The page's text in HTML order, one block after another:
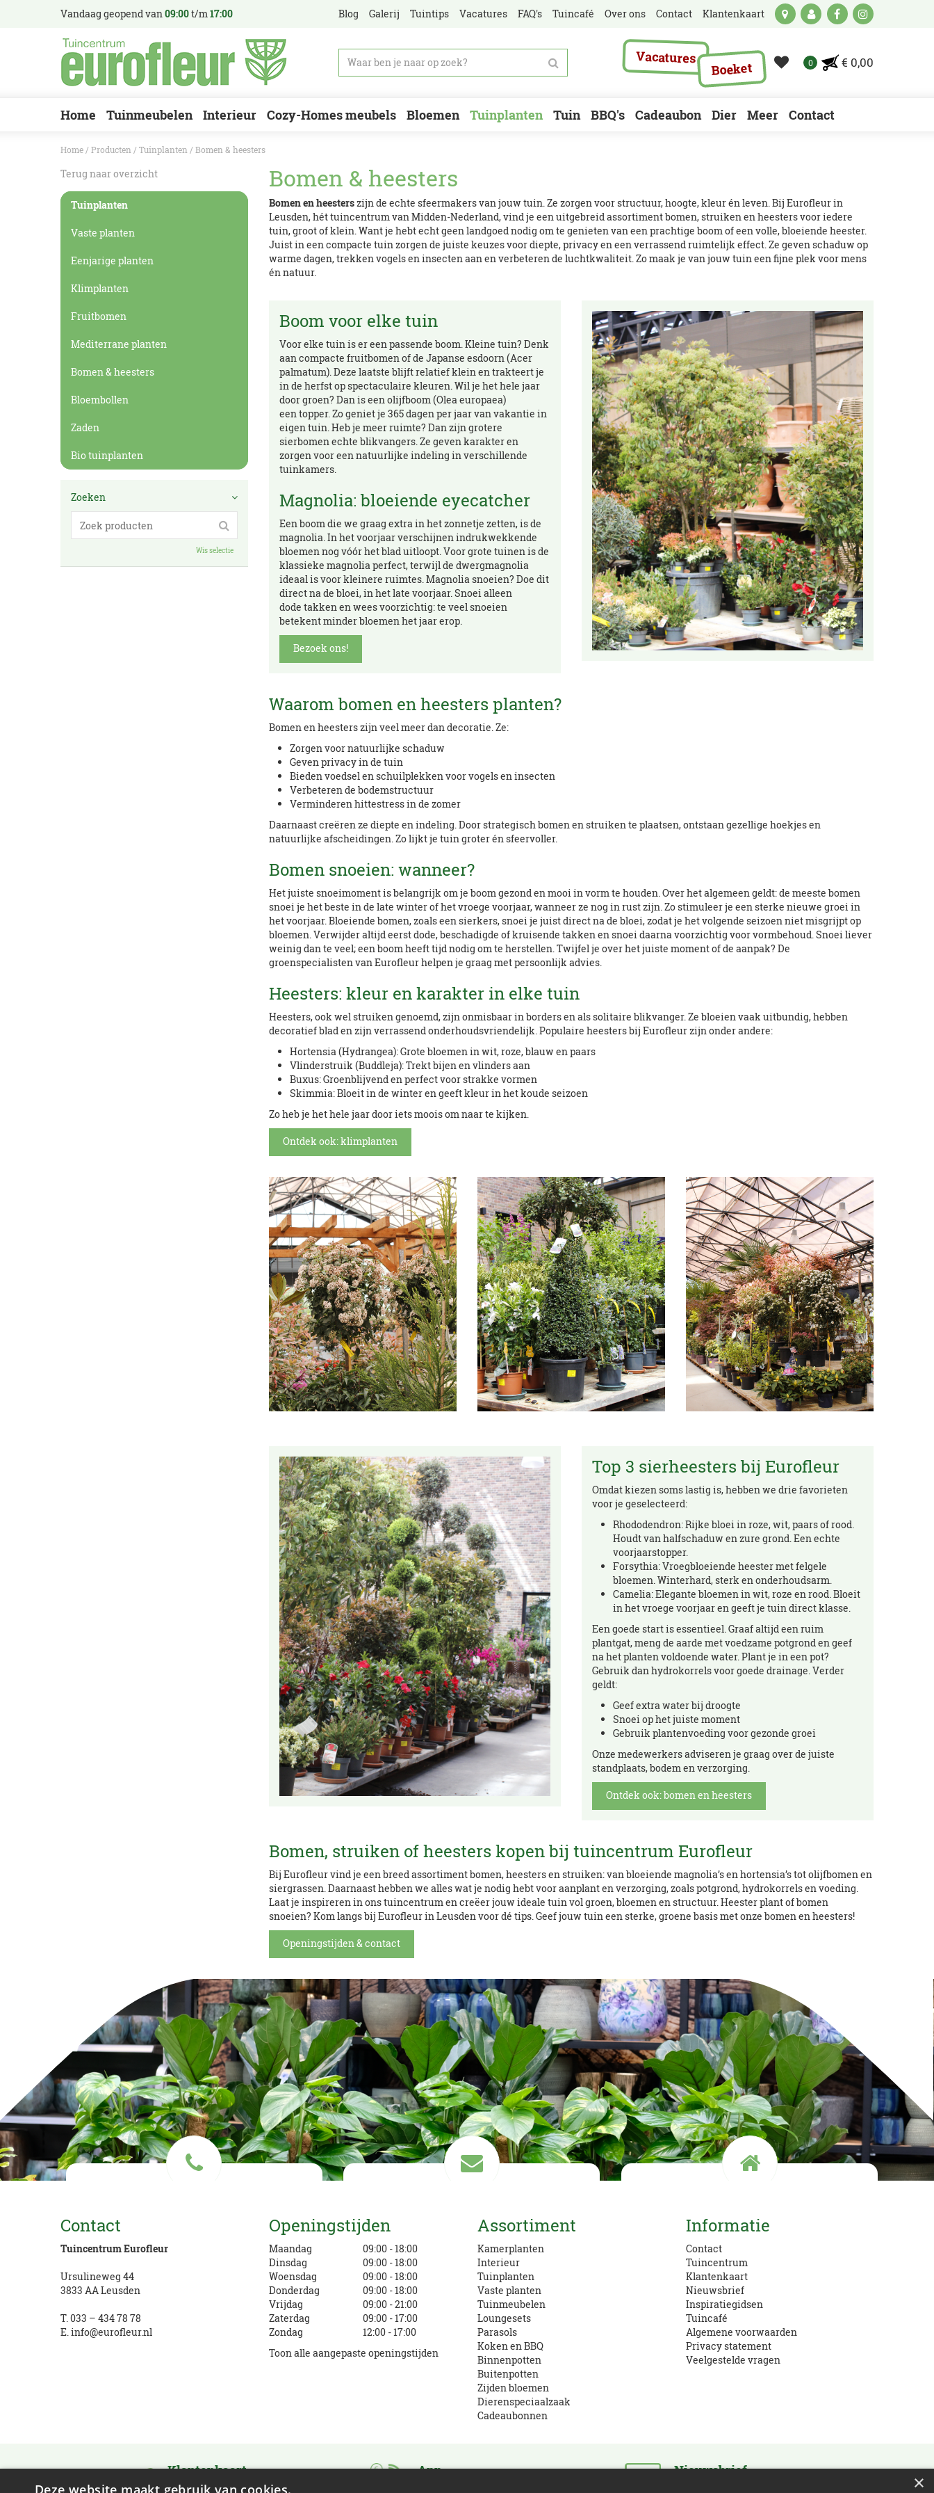
Home Producten Tuinplanten Bomen & heesters
Vandaag geopend van09:00t/m17:00 Blog Galerij Tuintips Vacatures FAQ's Tuincafé Over ons Contact Klantenkaart
Vacatures
Boeket € 0,00
Home Tuinmeubelen Interieur Cozy-Homes meubels Bloemen Tuinplanten Tuin BBQ's Cadeaubon Dier Meer Contact
Bomen & heesters
Bomen en heesterszijn de echte sfeermakers van jouw tuin. Ze zorgen voor structuur, hoogte, kleur én leven. Bij Eurofleur in
Leusden, hét tuincentrum van Midden-Nederland, vind je een uitgebreid assortiment bomen, struiken en heesters voor iedere
tuin, groot of klein. Want je hebt echt geen landgoed nodig om te genieten van een prachtige boom of een volle, bloeiende heester.
Juist in een compacte tuin zorgen de juiste keuzes voor diepte, privacy en een verrassend ruimtelijk effect. Ze geven schaduw op
warme dagen, trekken vogels en insecten aan en verbeteren de luchtkwaliteit. Zo maak je van jouw tuin een fijne plek voor mens
én natuur.
Boom voor elke tuin
Voor elke tuin is er een passende boom. Kleine tuin? Denk
aan compacte fruitbomen of de Japanse esdoorn (Acer
palmatum). Deze laatste blijft relatief klein en trakteert je
in de herfst op spectaculaire kleuren. Wil je het hele jaar
door groen? Dan is een olijfboom (Olea europaea)
een topper. Zo geniet je 365 dagen per jaar van vakantie in
eigen tuin. Heb je meer ruimte? Dan zijn grotere
sierbomen echte blikvangers. Ze geven karakter en
zorgen voor een natuurlijke indeling in verschillende
tuinkamers.
Magnolia: bloeiende eyecatcher
Een boom die we graag extra in het zonnetje zetten, is de
magnolia. In het voorjaar verschijnen indrukwekkende
bloemen nog vóór het blad uitloopt. Voor grote tuinen is de
klassieke magnolia perfect, terwijl de dwergmagnolia
ideaal is voor kleinere ruimtes. Magnolia snoeien? Doe dit
direct na de bloei, in het late voorjaar. Snoei alleen
dode takken en wees voorzichtig: te veel snoeien
betekent minder bloemen het jaar erop.
Bezoek ons!
Waarom bomen en heesters planten?
Bomen en heesters zijn veel meer dan decoratie. Ze:
Zorgen voor natuurlijke schaduw
Geven privacy in de tuin
Bieden voedsel en schuilplekken voor vogels en insecten
Verbeteren de bodemstructuur
Verminderen hittestress in de zomer
Daarnaast creëren ze diepte en indeling. Door strategisch bomen en struiken te plaatsen, ontstaan gezellige hoekjes en
natuurlijke afscheidingen. Zo lijkt je tuin groter én sfeervoller.
Bomen snoeien: wanneer?
Het juiste snoeimoment is belangrijk om je boom gezond en mooi in vorm te houden. Over het algemeen geldt: de meeste bomen
snoei je het beste in de late winter of het vroege voorjaar, wanneer ze nog in rust zijn. Zo stimuleer je een sterke nieuwe groei in
het voorjaar. Bloeiende bomen, zoals een sierkers, snoei je juist direct na de bloei, zodat je het volgende seizoen niet misgrijpt op
bloemen. Verwijder altijd eerst dode, beschadigde of kruisende takken en snoei daarna voorzichtig voor vormbehoud. Snoei liever
weinig dan te veel; een boom heeft tijd nodig om te herstellen. Twijfel je over het juiste moment of de aanpak? De
groenspecialisten van Eurofleur helpen je graag met persoonlijk advies.
Heesters: kleur en karakter in elke tuin
Heesters, ook wel struiken genoemd, zijn onmisbaar in borders en als solitaire blikvanger. Ze bloeien vaak uitbundig, hebben
decoratief blad en zijn verrassend onderhoudsvriendelijk. Populaire heesters bij Eurofleur zijn onder andere:
Hortensia (Hydrangea): Grote bloemen in wit, roze, blauw en paars
Vlinderstruik (Buddleja): Trekt bijen en vlinders aan
Buxus: Groenblijvend en perfect voor strakke vormen
Skimmia: Bloeit in de winter en geeft kleur in het koude seizoen
Zo heb je het hele jaar door iets moois om naar te kijken.
Ontdek ook: klimplanten
Top 3 sierheesters bij Eurofleur
Omdat kiezen soms lastig is, hebben we drie favorieten
voor je geselecteerd:
Rhododendron: Rijke bloei in roze, wit, paars of rood.
Houdt van halfschaduw en zure grond. Een echte
voorjaarstopper.
Forsythia: Vroegbloeiende heester met felgele
bloemen. Winterhard, sterk en onderhoudsarm.
Camelia: Elegante bloemen in wit, roze en rood. Bloeit
in het vroege voorjaar en geeft je tuin direct klasse.
Een goede start is essentieel. Graaf altijd een ruim
plantgat, meng de aarde met voedzame potgrond en geef
na het planten voldoende water. Plant je in een pot?
Gebruik dan hydrokorrels voor goede drainage. Verder
geldt:
Geef extra water bij droogte
Snoei op het juiste moment
Gebruik plantenvoeding voor gezonde groei
Onze medewerkers adviseren je graag over de juiste
standplaats, bodem en verzorging.
Ontdek ook: bomen en heesters
Bomen, struiken of heesters kopen bij tuincentrum Eurofleur
Bij Eurofleur vind je een breed assortiment bomen, heesters en struiken: van bloeiende magnolia’s en hortensia’s tot olijfbomen en
siergrassen. Daarnaast hebben we alles wat je nodig hebt voor aanplant en verzorging, zoals potgrond, hydrokorrels en voeding.
Laat je inspireren in ons tuincentrum en creëer jouw ideale tuin vol groen, bloemen en structuur. Heester plant of bomen
snoeien? Kom langs bij Eurofleur in Leusden voor dé tips. Geef jouw tuin een sterke, groene basis met onze bomen en heesters!
Openingstijden & contact
Terug naar overzicht
Tuinplanten
Vaste planten
Eenjarige planten
Klimplanten
Fruitbomen
Mediterrane planten
Bomen & heesters
Bloembollen
Zaden
Bio tuinplanten
Zoeken
Wis selectie
info@eurofleur.nl
Openingstijden en route
Contact
Tuincentrum Eurofleur
Ursulineweg 44
3833 AA Leusden
T.033 – 434 78 78
E.info@eurofleur.nl
Openingstijden
Maandag
09:00 - 18:00
Dinsdag
09:00 - 18:00
Woensdag
09:00 - 18:00
Donderdag
09:00 - 18:00
Vrijdag
09:00 - 21:00
Zaterdag
09:00 - 17:00
Zondag
12:00 - 17:00
Toon alle aangepaste openingstijden
Assortiment
Kamerplanten
Interieur
Tuinplanten
Vaste planten
Tuinmeubelen
Loungesets
Parasols
Koken en BBQ
Binnenpotten
Buitenpotten
Zijden bloemen
Dierenspeciaalzaak
Cadeaubonnen
Informatie
Contact
Tuincentrum
Klantenkaart
Nieuwsbrief
Inspiratiegidsen
Tuincafé
Algemene voorwaarden
Privacy statement
Veelgestelde vragen
Klantenkaart
Activeer en verdien
App Nieuwsbrief
×
Deze website maakt gebruik van cookies.